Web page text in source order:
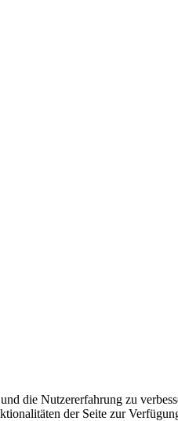
die Nutzererfahrung zu
der Seite zur